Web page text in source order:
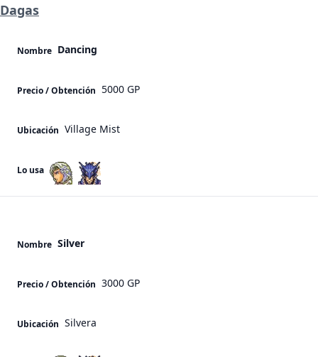
Dagas
Nombre Dancing
Precio / Obtención 5000 GP
Ubicación Village Mist
Lo usa
Nombre Silver
Precio / Obtención 3000 GP
Ubicación Silvera